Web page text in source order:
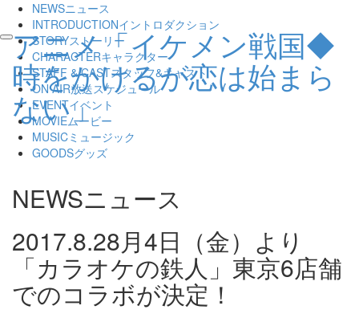
アニメ「イケメン戦国◆
時をかけるが恋は始まら
ない」
toggle
navigation
NEWSニュース
INTRODUCTIONイントロダクション
STORYストーリー
CHARACTERキャラクター
STAFF & CASTスタッフ&キャスト
ON AIR放送スケジュール
EVENTイベント
MOVIEムービー
MUSICミュージック
GOODSグッズ
NEWSニュース
2017.8.28月4日（金）より
「カラオケの鉄人」東京6店舗
でのコラボが決定！